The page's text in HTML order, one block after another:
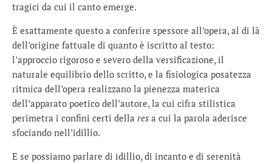
tragici da cui il canto emerge.
È esattamente questo a conferire spessore all’opera, al di là
dell’origine fattuale di quanto è iscritto al testo:
l’approccio rigoroso e severo della versificazione, il
naturale equilibrio dello scritto, e la fisiologica posatezza
ritmica dell’opera realizzano la pienezza materica
dell’apparato poetico dell’autore, la cui cifra stilistica
perimetra i confini certi della res a cui la parola aderisce
sfociando nell’idillio.
E se possiamo parlare di idillio, di incanto e di serenità